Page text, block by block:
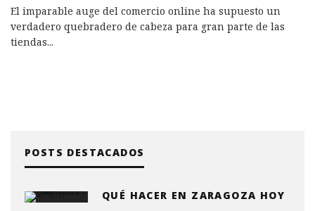
El imparable auge del comercio online ha supuesto un
verdadero quebradero de cabeza para gran parte de las
tiendas...
POSTS DESTACADOS
QUÉ HACER EN ZARAGOZA HOY